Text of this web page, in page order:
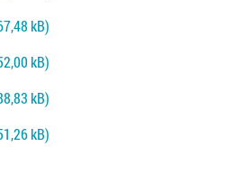
kB)
kB)
kB)
kB)